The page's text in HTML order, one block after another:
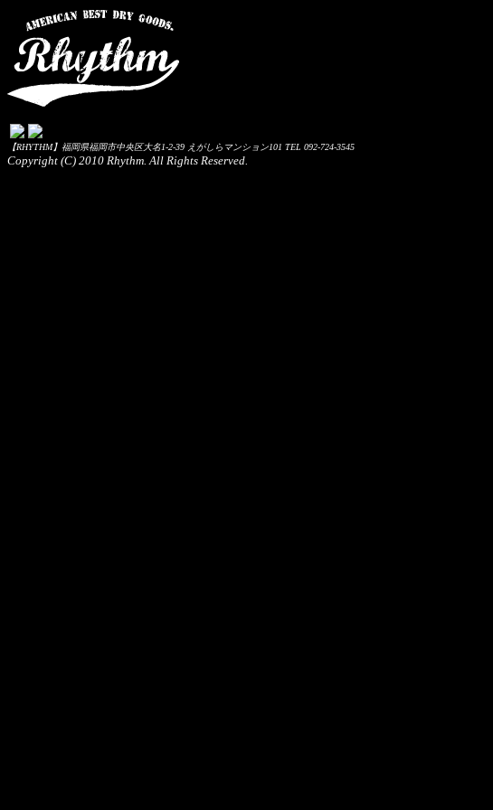
【RHYTHM】福岡県福岡市中央区大名1-2-39 えがしらマンション101 TEL 092-724-3545
Copyright (C) 2010 Rhythm. All Rights Reserved.